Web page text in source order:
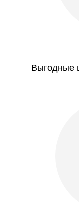
Выгодные